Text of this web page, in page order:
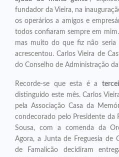
fundador da Vieira, na
os operários a amigos e
todos confiaram sempre em mim.
mas muito do que fiz não seria
acrescentou. Carlos Vieira de
do Conselho de Administração da
Recorde-se que esta é a
distinguido este mês. Carlos
pela Associação Casa da
condecorado pelo Presidente da
Sousa, com a comenda da
Agora, a Junta de Freguesia de
de Famalicão decidiram